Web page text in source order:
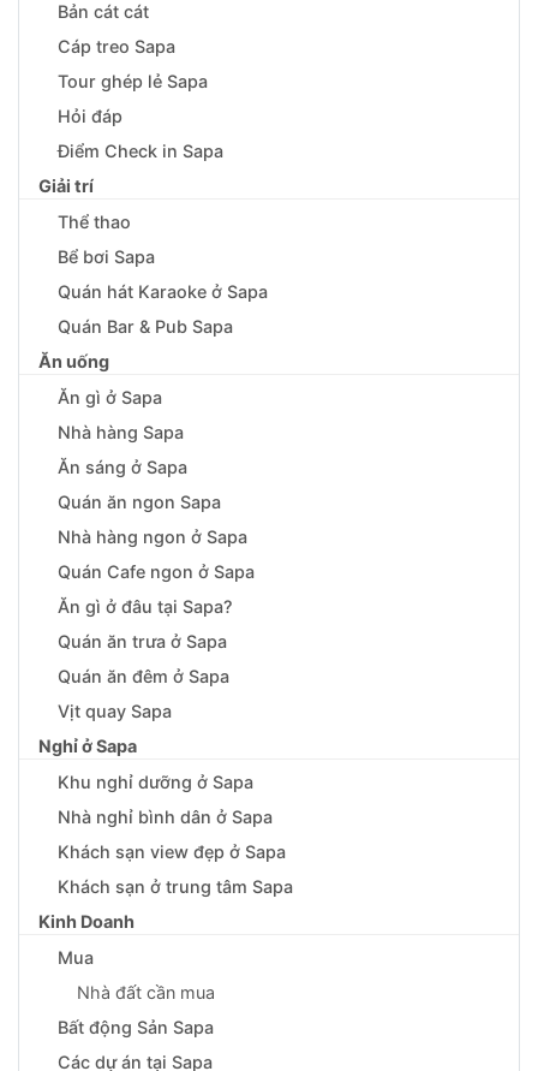
Bản cát cát
Cáp treo Sapa
Tour ghép lẻ Sapa
Hỏi đáp
Điểm Check in Sapa
Giải trí
Thể thao
Bể bơi Sapa
Quán hát Karaoke ở Sapa
Quán Bar & Pub Sapa
Ăn uống
Ăn gì ở Sapa
Nhà hàng Sapa
Ăn sáng ở Sapa
Quán ăn ngon Sapa
Nhà hàng ngon ở Sapa
Quán Cafe ngon ở Sapa
Ăn gì ở đâu tại Sapa?
Quán ăn trưa ở Sapa
Quán ăn đêm ở Sapa
Vịt quay Sapa
Nghỉ ở Sapa
Khu nghỉ dưỡng ở Sapa
Nhà nghỉ bình dân ở Sapa
Khách sạn view đẹp ở Sapa
Khách sạn ở trung tâm Sapa
Kinh Doanh
Mua
Nhà đất cần mua
Bất động Sản Sapa
Các dự án tại Sapa